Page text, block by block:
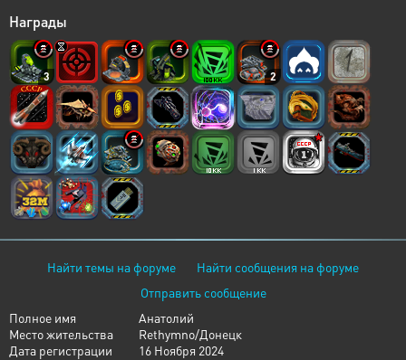
Награды
3 2
Найти темы на форуме
Найти сообщения на форуме
Отправить сообщение
Полное имя
Анатолий
Место жительства
Rethymno/Донецк
Дата регистрации
16 Ноября 2024